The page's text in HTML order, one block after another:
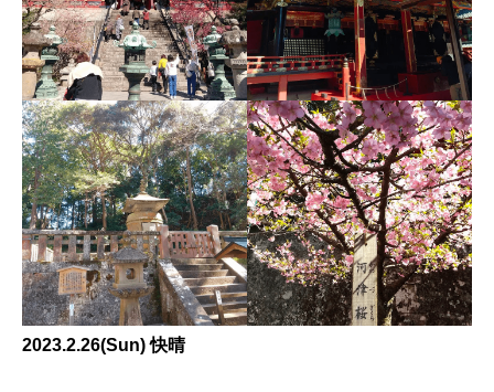
2023.2.26(Sun) 快晴